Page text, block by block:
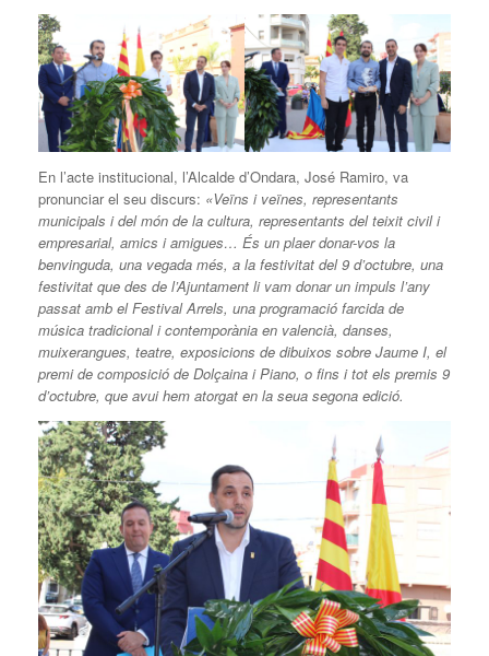
En l’acte institucional, l’Alcalde d’Ondara, José Ramiro, va
pronunciar el seu discurs: «Veïns i veïnes, representants
municipals i del món de la cultura, representants del teixit civil i
empresarial, amics i amigues… És un plaer donar-vos la
benvinguda, una vegada més, a la festivitat del 9 d’octubre, una
festivitat que des de l’Ajuntament li vam donar un impuls l’any
passat amb el Festival Arrels, una programació farcida de
música tradicional i contemporània en valencià, danses,
muixerangues, teatre, exposicions de dibuixos sobre Jaume I, el
premi de composició de Dolçaina i Piano, o fins i tot els premis 9
d’octubre, que avui hem atorgat en la seua segona edició.